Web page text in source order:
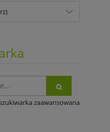
zaawansowana